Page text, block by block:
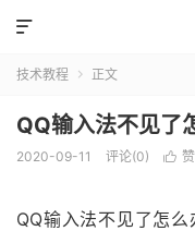

技术教程  正文
QQ输入法不见了
2020-09-11 评论(0) 
QQ输入法不见了怎